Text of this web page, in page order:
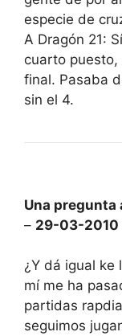
especie de
A Dragón 21:
cuarto
final. Pasaba
sin el 4.
Una pregunta
– 29-03-2010
¿Y dá igual ke
mí me ha
partidas
seguimos